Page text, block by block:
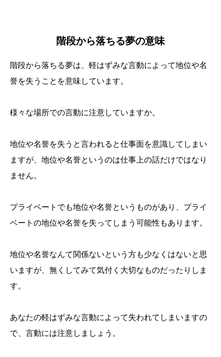
階段から落ちる夢の意味
階段から落ちる夢は、軽はずみな言動によって地位や名
誉を失うことを意味しています。
様々な場所での言動に注意していますか。
地位や名誉を失うと言われると仕事面を意識してしまい
ますが、地位や名誉というのは仕事上の話だけではなり
ません。
プライベートでも地位や名誉というものがあり、プライ
ベートの地位や名誉を失ってしまう可能性もあります。
地位や名誉なんて関係ないという方も少なくはないと思
いますが、無くしてみて気付く大切なものだったりしま
す。
あなたの軽はずみな言動によって失われてしまいますの
で、言動には注意しましょう。